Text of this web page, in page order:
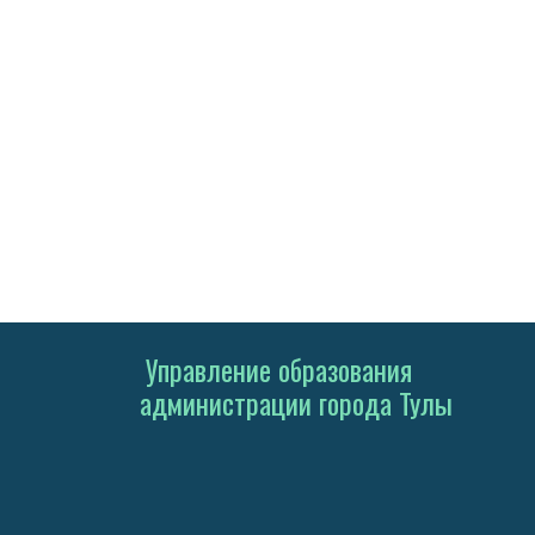
Управление образования
администрации города Тулы